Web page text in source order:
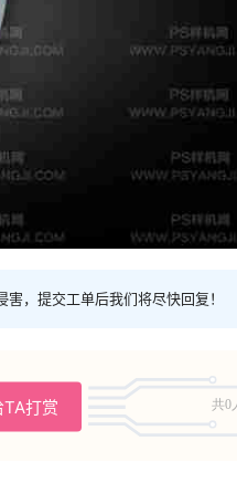
，提交工单后我们将尽快回复！
TA打赏 共0